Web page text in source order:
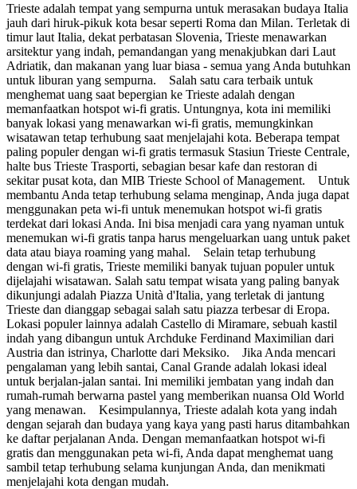
Trieste adalah tempat yang sempurna untuk merasakan budaya Italia
jauh dari hiruk-pikuk kota besar seperti Roma dan Milan. Terletak di
timur laut Italia, dekat perbatasan Slovenia, Trieste menawarkan
arsitektur yang indah, pemandangan yang menakjubkan dari Laut
Adriatik, dan makanan yang luar biasa - semua yang Anda butuhkan
untuk liburan yang sempurna. Salah satu cara terbaik untuk
menghemat uang saat bepergian ke Trieste adalah dengan
memanfaatkan hotspot wi-fi gratis. Untungnya, kota ini memiliki
banyak lokasi yang menawarkan wi-fi gratis, memungkinkan
wisatawan tetap terhubung saat menjelajahi kota. Beberapa tempat
paling populer dengan wi-fi gratis termasuk Stasiun Trieste Centrale,
halte bus Trieste Trasporti, sebagian besar kafe dan restoran di
sekitar pusat kota, dan MIB Trieste School of Management. Untuk
membantu Anda tetap terhubung selama menginap, Anda juga dapat
menggunakan peta wi-fi untuk menemukan hotspot wi-fi gratis
terdekat dari lokasi Anda. Ini bisa menjadi cara yang nyaman untuk
menemukan wi-fi gratis tanpa harus mengeluarkan uang untuk paket
data atau biaya roaming yang mahal. Selain tetap terhubung
dengan wi-fi gratis, Trieste memiliki banyak tujuan populer untuk
dijelajahi wisatawan. Salah satu tempat wisata yang paling banyak
dikunjungi adalah Piazza Unità d'Italia, yang terletak di jantung
Trieste dan dianggap sebagai salah satu piazza terbesar di Eropa.
Lokasi populer lainnya adalah Castello di Miramare, sebuah kastil
indah yang dibangun untuk Archduke Ferdinand Maximilian dari
Austria dan istrinya, Charlotte dari Meksiko. Jika Anda mencari
pengalaman yang lebih santai, Canal Grande adalah lokasi ideal
untuk berjalan-jalan santai. Ini memiliki jembatan yang indah dan
rumah-rumah berwarna pastel yang memberikan nuansa Old World
yang menawan. Kesimpulannya, Trieste adalah kota yang indah
dengan sejarah dan budaya yang kaya yang pasti harus ditambahkan
ke daftar perjalanan Anda. Dengan memanfaatkan hotspot wi-fi
gratis dan menggunakan peta wi-fi, Anda dapat menghemat uang
sambil tetap terhubung selama kunjungan Anda, dan menikmati
menjelajahi kota dengan mudah.